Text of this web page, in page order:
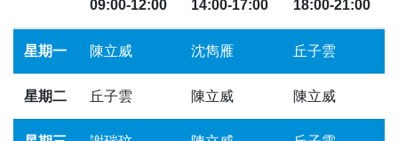
09:00-12:00
14:00-17:00
18:00-21:00
星期一 陳立威 沈雋雁 丘子雲
星期二 丘子雲 陳立威 陳立威